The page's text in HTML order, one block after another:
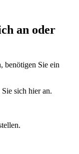
an oder
benötigen Sie ein
sich hier an.